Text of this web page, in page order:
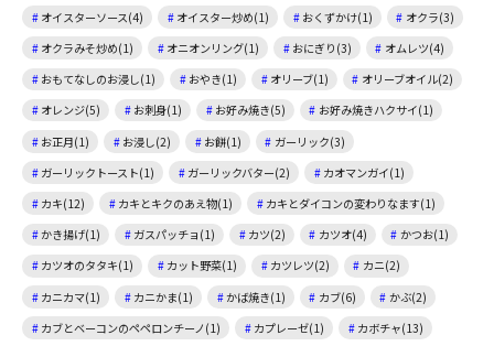
オイスターソース(4)
オイスター炒め(1) おくずかけ(1)
オクラ(3)
オクラみそ炒め(1)
オニオンリング(1) おにぎり(3)
オムレツ(4)
おもてなしのお浸し(1)
おやき(1) オリーブ(1)
オリーブオイル(2)
オレンジ(5)
お刺身(1) お好み焼き(5)
お好み焼きハクサイ(1)
お正月(1)
お浸し(2) お餅(1)
ガーリック(3)
ガーリックトースト(1)
ガーリックバター(2)
カオマンガイ(1)
カキ(12)
カキとキクのあえ物(1)
カキとダイコンの変わりなます(1)
かき揚げ(1)
ガスパッチョ(1) カツ(2) カツオ(4)
かつお(1)
カツオのタタキ(1)
カット野菜(1) カツレツ(2)
カニ(2)
カニカマ(1)
カニかま(1) かば焼き(1) カブ(6)
かぶ(2)
カブとベーコンのペペロンチーノ(1)
カプレーゼ(1)
カボチャ(13)